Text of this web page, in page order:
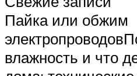
Пайка или обжим
влажность и что